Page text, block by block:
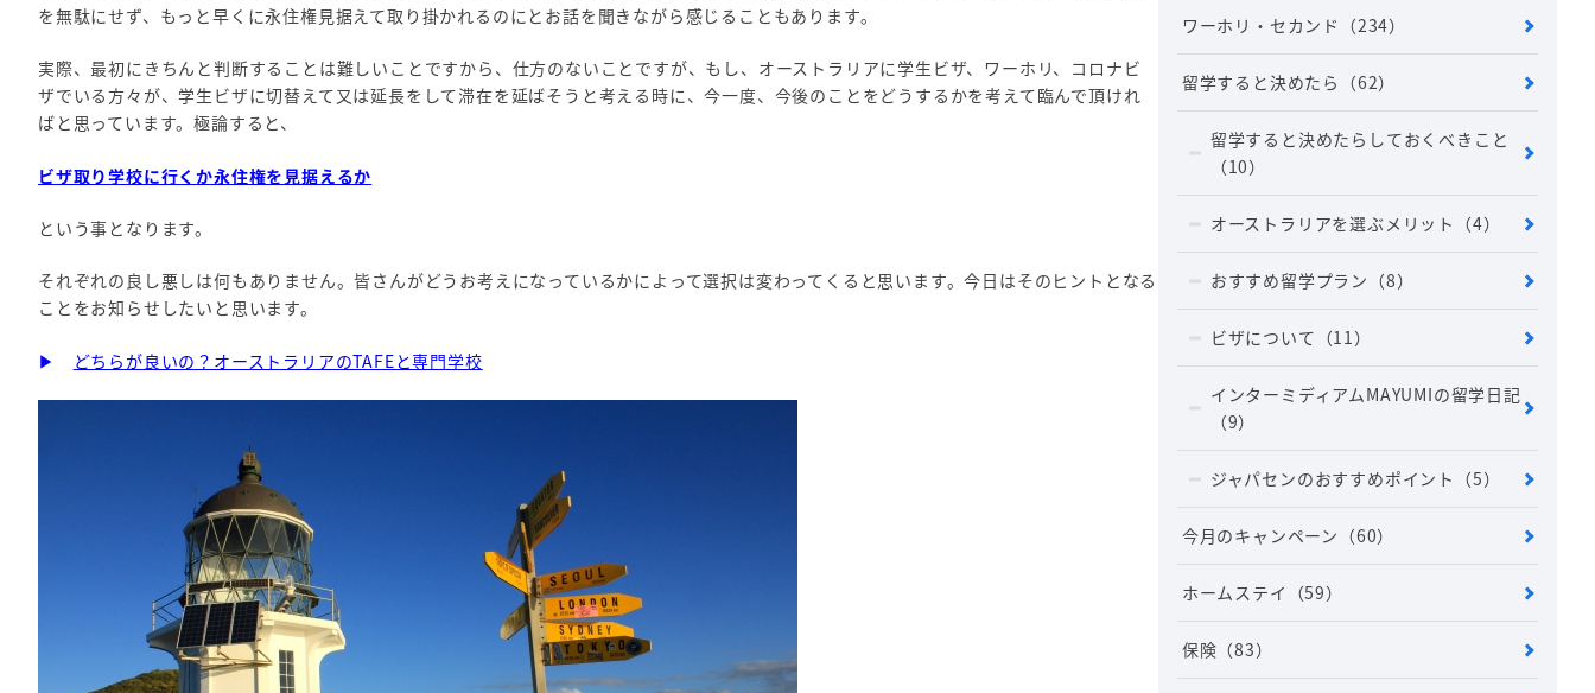
を無駄にせず、もっと早くに永住権見据えて取り掛かれるのにとお話を聞きながら感じることもあります。
実際、最初にきちんと判断することは難しいことですから、仕方のないことですが、もし、オーストラリアに学生ビザ、ワーホリ、コロナビ
ザでいる方々が、学生ビザに切替えて又は延長をして滞在を延ばそうと考える時に、今一度、今後のことをどうするかを考えて臨んで頂けれ
ばと思っています。極論すると、
ビザ取り学校に行くか永住権を見据えるか
という事となります。
それぞれの良し悪しは何もありません。皆さんがどうお考えになっているかによって選択は変わってくると思います。今日はそのヒントとなる
ことをお知らせしたいと思います。
▶ どちらが良いの？オーストラリアのTAFEと専門学校
ワーホリ・セカンド （234）
留学すると決めたら （62）
留学すると決めたらしておくべきこと
（10）
オーストラリアを選ぶメリット （4）
おすすめ留学プラン （8）
ビザについて （11）
インターミディアムMAYUMIの留学日記
（9）
ジャパセンのおすすめポイント （5）
今月のキャンペーン （60）
ホームステイ （59）
保険 （83）